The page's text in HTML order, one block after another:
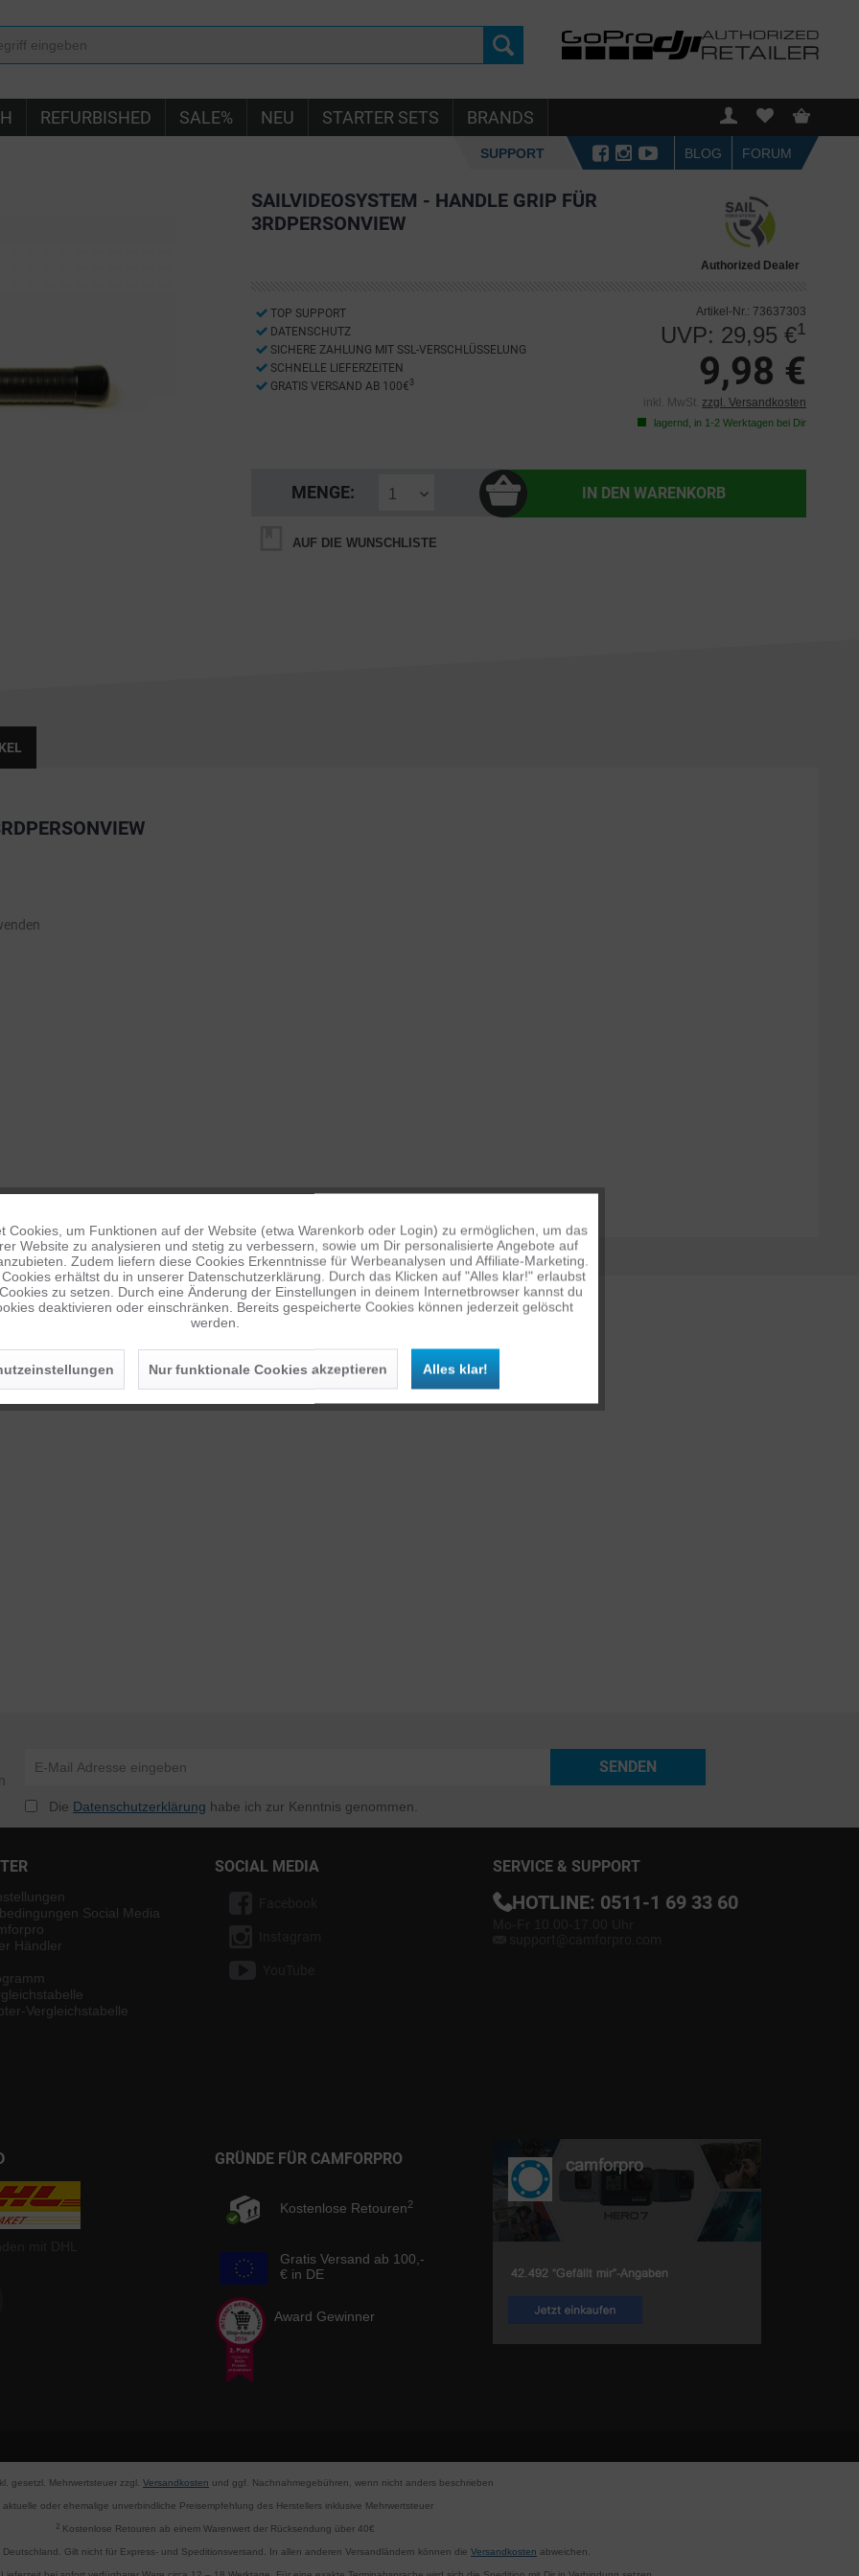
REFURBISHED SALE% NEU STARTER SETS BRANDS
SUPPORT BLOG FORUM
SAILVIDEOSYSTEM - HANDLE GRIP FÜR
3RDPERSONVIEW
Authorized Dealer
TOP SUPPORT
DATENSCHUTZ
SICHERE ZAHLUNG MIT SSL-VERSCHLÜSSELUNG
SCHNELLE LIEFERZEITEN
GRATIS VERSAND AB 100€ 3
Artikel-Nr.: 73637303
UVP: 29,95 €1
9,98 €
inkl. MwSt. zzgl. Versandkosten
lagernd, in 1-2 Werktagen bei Dir
MENGE: IN DEN WARENKORB
AUF DIE WUNSCHLISTE
SENDEN
Die Datenschutzerklärung habe ich zur Kenntnis genommen.
Social Media
Händler
Vergleichstabelle
SOCIAL MEDIA SERVICE & SUPPORT
HOTLINE: 0511-1 69 33 60
GRÜNDE FÜR CAMFORPRO
Kostenlose Retouren2
Gratis Versand ab 100,-
€ in DE
Award Gewinner
gesetzl. Mehrwertsteuer zzgl. Versandkosten und ggf. Nachnahmegebühren, wenn nicht anders beschrieben
aktuelle oder ehemalige unverbindliche Preisempfehlung des Herstellers inklusive Mehrwertsteuer
2Kostenlose Retouren ab einem Warenwert der Rücksendung über 40€
Gilt nicht für Express- und Speditionsversand. In allen anderen Versandländern können die Versandkosten abweichen.
Aktiv
Inaktiv
Inaktiv
Cookies, um Funktionen auf der Website (etwa Warenkorb oder Login) zu ermöglichen, um das
Website zu analysieren und stetig zu verbessern, sowie um Dir personalisierte Angebote auf
Zudem liefern diese Cookies Erkenntnisse für Werbeanalysen und Affiliate-Marketing.
erhältst du in unserer Datenschutzerklärung. Durch das Klicken auf "Alles klar!" erlaubst
zu setzen. Durch eine Änderung der Einstellungen in deinem Internetbrowser kannst du
deaktivieren oder einschränken. Bereits gespeicherte Cookies können jederzeit gelöscht
werden.
Nur funktionale Cookies akzeptieren Alles klar!